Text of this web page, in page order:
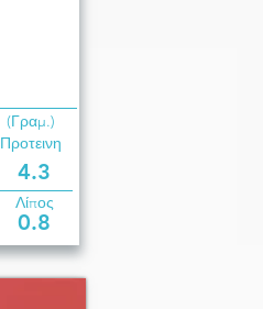
Προτεινη
4.3
(Γραμ.)
Λίπος
0.8